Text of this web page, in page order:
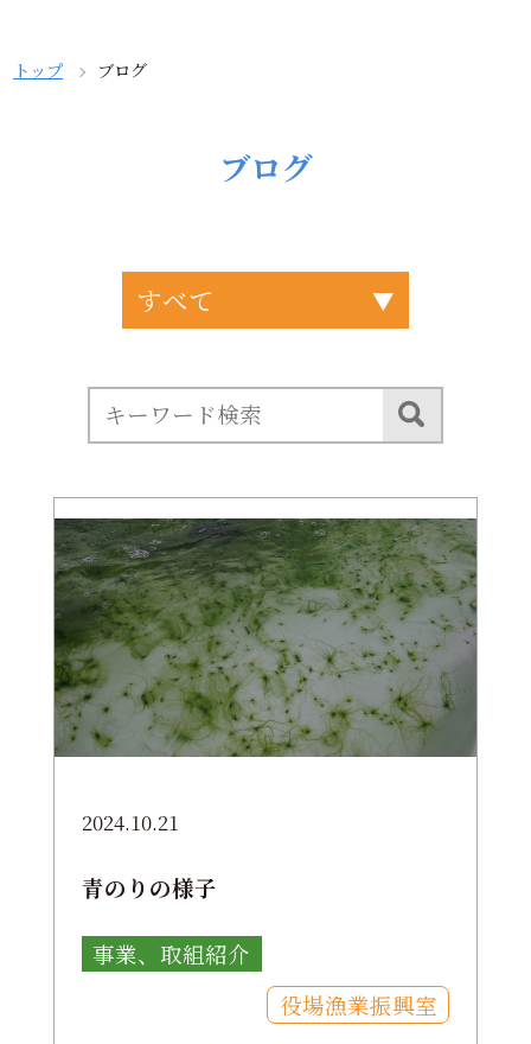
トップ ブログ
ブログ
2024.10.21
青のりの様子
事業、取組紹介
役場漁業振興室